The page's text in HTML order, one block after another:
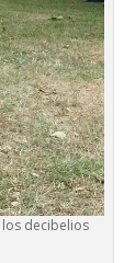
decibelios